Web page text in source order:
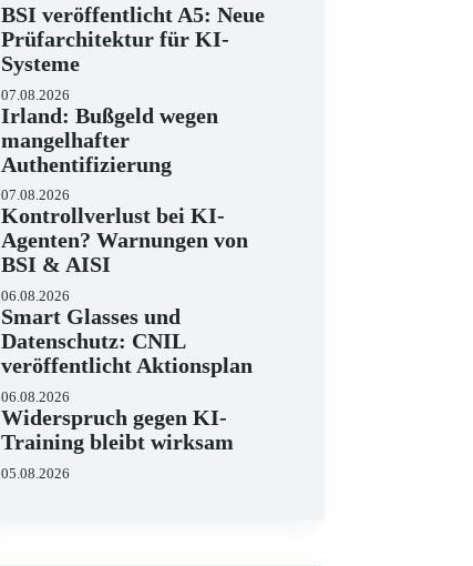
BSI veröffentlicht A5: Neue
Prüfarchitektur für KI-
Systeme
07.08.2026
Irland: Bußgeld wegen
mangelhafter
Authentifizierung
07.08.2026
Kontrollverlust bei KI-
Agenten? Warnungen von
BSI & AISI
06.08.2026
Smart Glasses und
Datenschutz: CNIL
veröffentlicht Aktionsplan
06.08.2026
Widerspruch gegen KI-
Training bleibt wirksam
05.08.2026